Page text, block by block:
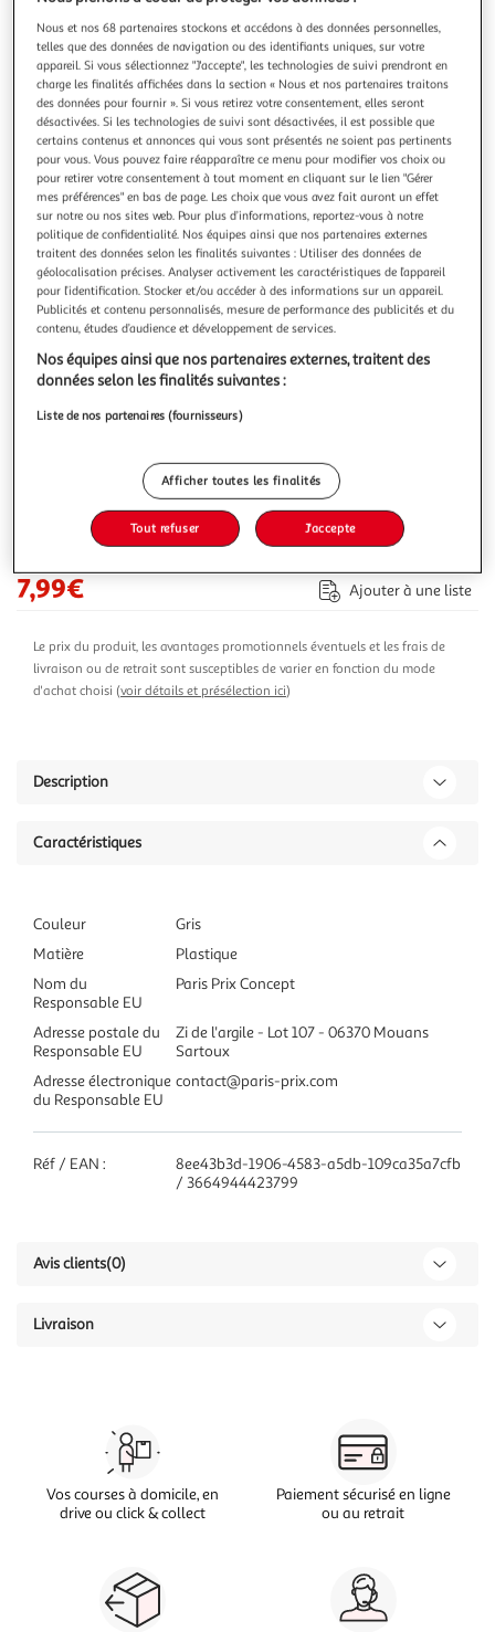
précédentesuivante
THE HOME DECO FACTORY
Lot de 2 capsules à café réutilisables 6cm gris
Informations Techniques : Dimensions : D. 6 x H. 1,3 cm
Matières : Polypropylène & Acier Inoxydable Spécificités :
Pratique & Économique Lot de 2 capsules à café
Compatibles senseo Réutilisables et lavables Forme ronde
Poids : 0,02 kg Couleur : Gris
En savoir +
Vendu par Paris Prix
Livr. ou retrait dès 3/4 jours
A partir de 7,99€
Plus d'options
Vendu par Paris Prix 7,99€ 9,99€
4,99€
Multishop
7,99€
Ajouter au panier
Ajouter à une liste
Le prix du produit, les avantages promotionnels éventuels et les frais de
livraison ou de retrait sont susceptibles de varier en fonction du mode
d'achat choisi (voir détails et présélection ici)
Description
Caractéristiques
Couleur
Gris
Matière
Plastique
Nom du
Responsable EU
Paris Prix Concept
Adresse postale du
Responsable EU
Zi de l'argile - Lot 107 - 06370 Mouans
Sartoux
Adresse électronique
du Responsable EU
contact@paris-prix.com
Réf / EAN :
8ee43b3d-1906-4583-a5db-109ca35a7cfb
/ 3664944423799
Avis clients(0)
Livraison
Vos courses à domicile, en
drive ou click & collect
Paiement sécurisé en ligne
ou au retrait
Nous et nos 68 partenaires stockons et accédons à des données personnelles,
telles que des données de navigation ou des identifiants uniques, sur votre
appareil. Si vous sélectionnez "J'accepte", les technologies de suivi prendront en
charge les finalités affichées dans la section « Nous et nos partenaires traitons
des données pour fournir ». Si vous retirez votre consentement, elles seront
désactivées. Si les technologies de suivi sont désactivées, il est possible que
certains contenus et annonces qui vous sont présentés ne soient pas pertinents
pour vous. Vous pouvez faire réapparaître ce menu pour modifier vos choix ou
pour retirer votre consentement à tout moment en cliquant sur le lien "Gérer
mes préférences" en bas de page. Les choix que vous avez fait auront un effet
sur notre ou nos sites web. Pour plus d’informations, reportez-vous à notre
politique de confidentialité. Nos équipes ainsi que nos partenaires externes
traitent des données selon les finalités suivantes : Utiliser des données de
géolocalisation précises. Analyser activement les caractéristiques de l’appareil
pour l’identification. Stocker et/ou accéder à des informations sur un appareil.
Publicités et contenu personnalisés, mesure de performance des publicités et du
contenu, études d’audience et développement de services.
Nos équipes ainsi que nos partenaires externes, traitent des
données selon les finalités suivantes :
Liste de nos partenaires (fournisseurs)
Afficher toutes les finalités
Tout refuser J'accepte